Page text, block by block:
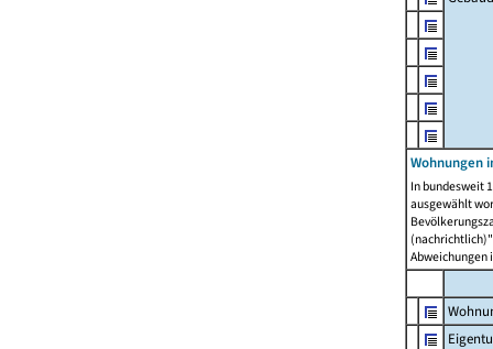
Wohnungen
In bundesweit
ausgewählt
Abweichungen